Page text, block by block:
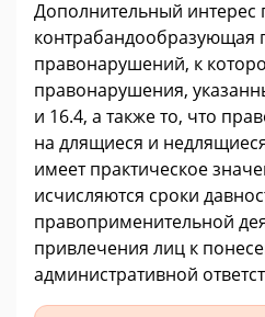
Дополнительный интерес
контрабандообразующая
правонарушений, к
правонарушения,
и 16.4, а также то, что
на длящиеся и
имеет практическое
исчисляются сроки
правоприменительной
привлечения лиц к
административной